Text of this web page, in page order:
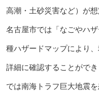
高潮・土砂災害など）が
名古屋市では「なごやハ
種ハザードマップにより
詳細に確認することがで
では南海トラフ巨大地震